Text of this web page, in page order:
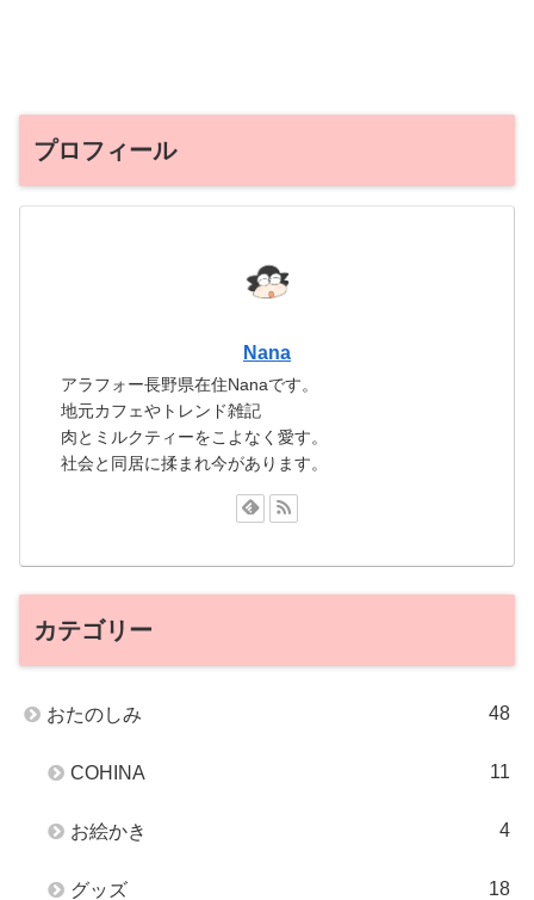
プロフィール
Nana
アラフォー長野県在住Nanaです。
地元カフェやトレンド雑記
肉とミルクティーをこよなく愛す。
社会と同居に揉まれ今があります。
カテゴリー
おたのしみ 48
COHINA 11
お絵かき 4
グッズ 18